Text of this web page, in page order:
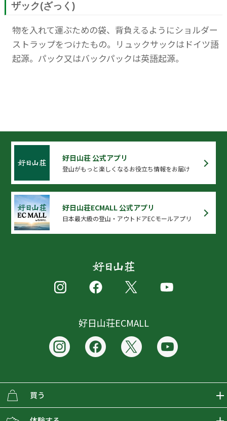
ザック(ざっく)
物を入れて運ぶための袋、背負えるようにショルダー
ストラップをつけたもの。リュックサックはドイツ語
起源。パック又はバックパックは英語起源。
好日山荘 公式アプリ
登山がもっと楽しくなるお役立ち情報をお届け
好日山荘ECMALL 公式アプリ
日本最大級の登山・アウトドアECモールアプリ
好日山荘ECMALL
買う
ECMALLの商品をさがす